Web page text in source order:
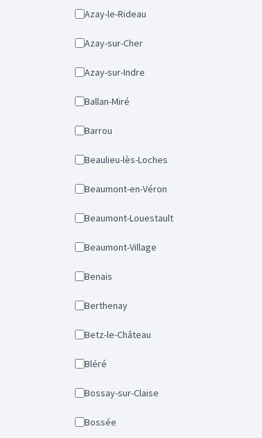
Azay-le-Rideau
Azay-sur-Cher
Azay-sur-Indre
Ballan-Miré
Barrou
Beaulieu-lès-Loches
Beaumont-en-Véron
Beaumont-Louestault
Beaumont-Village
Benais
Berthenay
Betz-le-Château
Bléré
Bossay-sur-Claise
Bossée